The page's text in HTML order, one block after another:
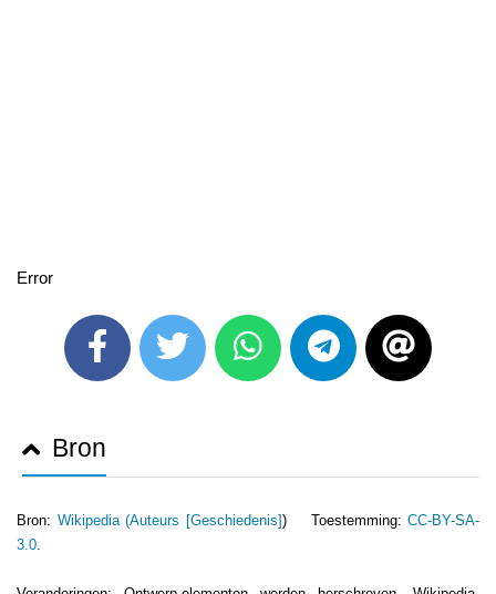
Error
Bron
Bron: Wikipedia (Auteurs [Geschiedenis]) Toestemming: CC-BY-SA-
3.0.